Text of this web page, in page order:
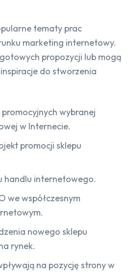
tematy prac
marketing internetowy.
propozycji lub mogą
do stworzenia
wybranej
w Internecie.
promocji sklepu
handlu internetowego.
we współczesnym
nowego sklepu
rynek.
na pozycję strony w